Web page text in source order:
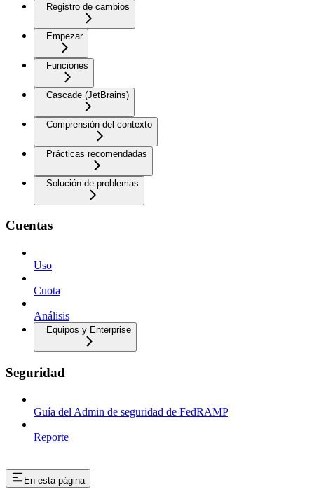
Registro de cambios
Empezar
Funciones
Cascade (JetBrains)
Comprensión del contexto
Prácticas recomendadas
Solución de problemas
Cuentas
Uso
Cuota
Análisis
Equipos y Enterprise
Seguridad
Guía del Admin de seguridad de FedRAMP
Reporte
En esta página